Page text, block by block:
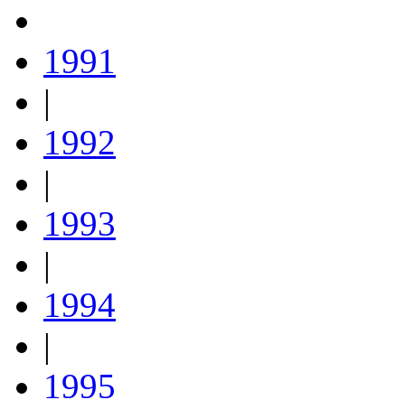
1991
|
1992
|
1993
|
1994
|
1995